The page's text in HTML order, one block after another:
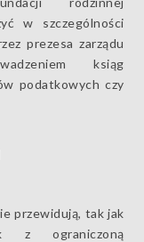
w szczególności
prezesa zarządu
ksiąg
podatkowych czy
przewidują, tak jak
ograniczoną